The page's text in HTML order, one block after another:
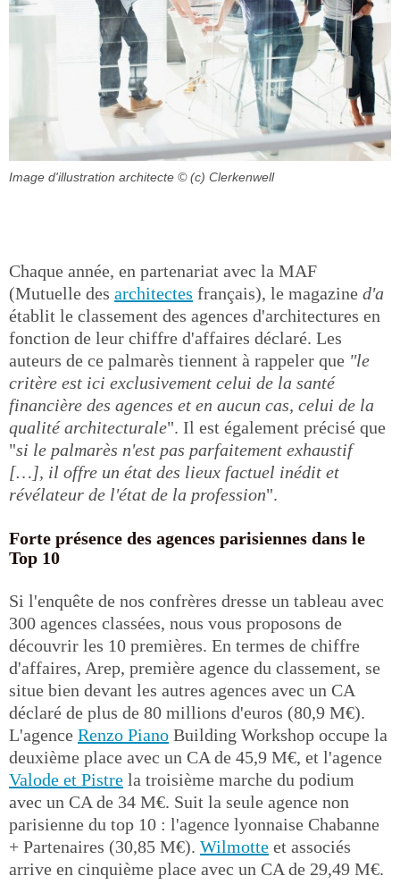
Image d'illustration architecte © (c) Clerkenwell
Chaque année, en partenariat avec la MAF
(Mutuelle des architectes français), le magazine d'a
établit le classement des agences d'architectures en
fonction de leur chiffre d'affaires déclaré. Les
auteurs de ce palmarès tiennent à rappeler que "le
critère est ici exclusivement celui de la santé
financière des agences et en aucun cas, celui de la
qualité architecturale". Il est également précisé que
"si le palmarès n'est pas parfaitement exhaustif
[…], il offre un état des lieux factuel inédit et
révélateur de l'état de la profession".
Forte présence des agences parisiennes dans le
Top 10
Si l'enquête de nos confrères dresse un tableau avec
300 agences classées, nous vous proposons de
découvrir les 10 premières. En termes de chiffre
d'affaires, Arep, première agence du classement, se
situe bien devant les autres agences avec un CA
déclaré de plus de 80 millions d'euros (80,9 M€).
L'agence Renzo Piano Building Workshop occupe la
deuxième place avec un CA de 45,9 M€, et l'agence
Valode et Pistre la troisième marche du podium
avec un CA de 34 M€. Suit la seule agence non
parisienne du top 10 : l'agence lyonnaise Chabanne
+ Partenaires (30,85 M€). Wilmotte et associés
arrive en cinquième place avec un CA de 29,49 M€.